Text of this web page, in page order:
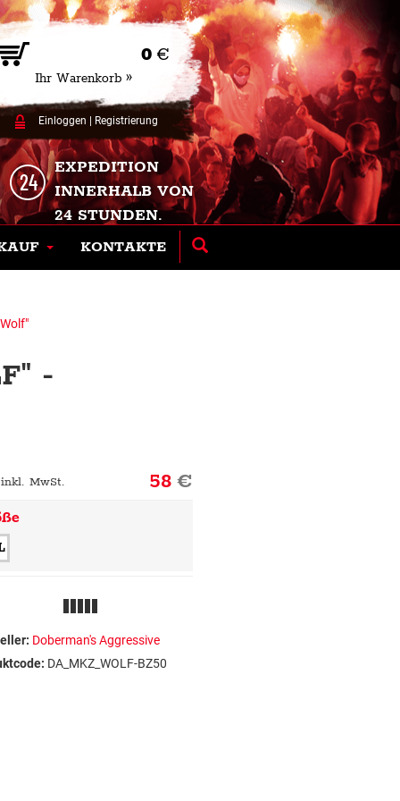
0 €
Ihr Warenkorb »
Einloggen Registrierung
EXPEDITION
INNERHALB VON
24 STUNDEN.
KONTAKTE
-
MwSt. 58€
Doberman's Aggressive
DA_MKZ_WOLF-BZ50